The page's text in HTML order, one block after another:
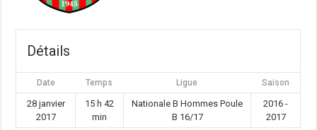
Détails
Date Temps Ligue Saison
28 janvier
2017
15 h 42
min
Nationale B Hommes Poule
B 16/17
2016 -
2017